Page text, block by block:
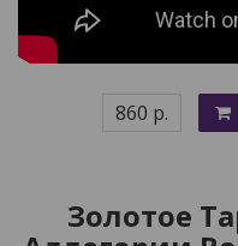
860 р.
Золотое